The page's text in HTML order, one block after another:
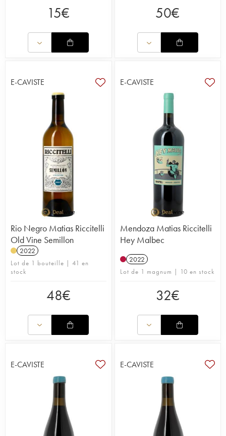
15€ 50€
E-CAVISTE
Rio Negro Matias Riccitelli
Old Vine Semillon
2022
Lot de 1 bouteille | 41 en
stock
48€
E-CAVISTE
Mendoza Matias Riccitelli
Hey Malbec
2022
Lot de 1 magnum | 10 en stock
32€
E-CAVISTE E-CAVISTE